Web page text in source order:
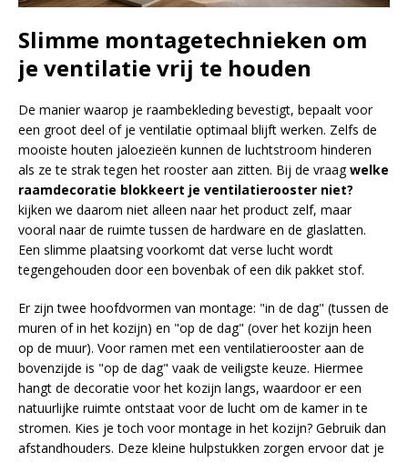
Slimme montagetechnieken om
je ventilatie vrij te houden
De manier waarop je raambekleding bevestigt, bepaalt voor
een groot deel of je ventilatie optimaal blijft werken. Zelfs de
mooiste houten jaloezieën kunnen de luchtstroom hinderen
als ze te strak tegen het rooster aan zitten. Bij de vraagwelke
raamdecoratie blokkeert je ventilatierooster niet?
kijken we daarom niet alleen naar het product zelf, maar
vooral naar de ruimte tussen de hardware en de glaslatten.
Een slimme plaatsing voorkomt dat verse lucht wordt
tegengehouden door een bovenbak of een dik pakket stof.
Er zijn twee hoofdvormen van montage: "in de dag" (tussen de
muren of in het kozijn) en "op de dag" (over het kozijn heen
op de muur). Voor ramen met een ventilatierooster aan de
bovenzijde is "op de dag" vaak de veiligste keuze. Hiermee
hangt de decoratie voor het kozijn langs, waardoor er een
natuurlijke ruimte ontstaat voor de lucht om de kamer in te
stromen. Kies je toch voor montage in het kozijn? Gebruik dan
afstandhouders. Deze kleine hulpstukken zorgen ervoor dat je